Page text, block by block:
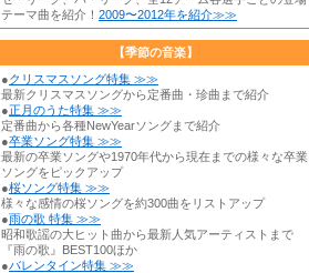
テーマ曲を紹介！ 2009〜2012年を紹介≫≫
【季節の音楽】
●クリスマスソング特集 ≫≫
最新クリスマスソングから定番曲・珍曲まで紹介
●正月のうた特集 ≫≫
定番曲から各種NewYearソングまで紹介
●卒業ソング特集 ≫≫
最新の卒業ソングや1970年代から現在までの様々な卒業
ソングをピックアップ
●桜ソング特集 ≫≫
様々な感情の桜ソングを約300曲をリストアップ
●雨の歌 特集 ≫≫
昭和歌謡の大ヒット曲から最新人気アーティストまで
『雨の歌』BEST100ほか
●バレンタイン特集 ≫≫